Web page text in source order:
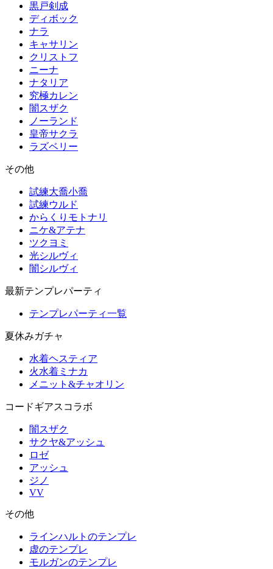
黒戸剣成
ディボック
ナラ
キャサリン
クリストフ
ニーナ
ナタリア
究極カレン
闇スザク
ノーランド
皇帝サクラ
ラズベリー
その他
試練大喬小喬
試練ウルド
からくりモトナリ
ニケ&アテナ
ツクヨミ
光シルヴィ
闇シルヴィ
最新テンプレパーティ
テンプレパーティ一覧
夏休みガチャ
水着ヘスティア
火水着ミナカ
メニット&チャオリン
コードギアスコラボ
闇スザク
サクヤ&アッシュ
ロゼ
アッシュ
ジノ
VV
その他
ラインハルトのテンプレ
虚のテンプレ
モルガンのテンプレ